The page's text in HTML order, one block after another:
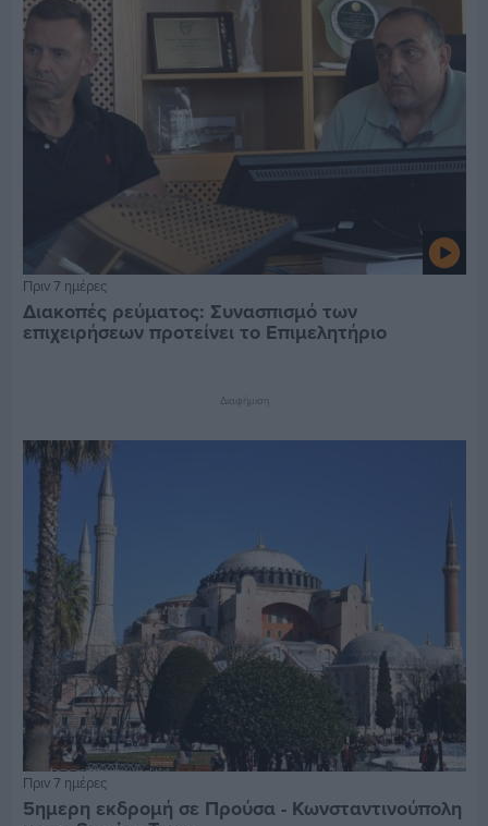
Πριν 7 ημέρες
Διακοπές ρεύματος: Συνασπισμό των
επιχειρήσεων προτείνει το Επιμελητήριο
Διαφήμιση
Πριν 7 ημέρες
5ημερη εκδρομή σε Προύσα - Κωνσταντινούπολη